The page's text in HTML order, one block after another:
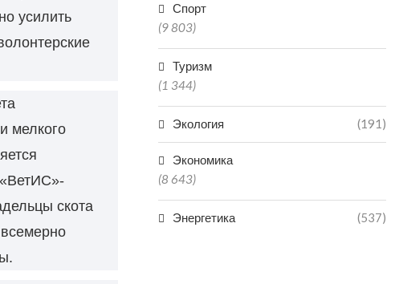
усилить
мелкого
скота
Спорт
(9 803)
Туризм
(1 344)
Экология (191)
Экономика
(8 643)
Энергетика (537)